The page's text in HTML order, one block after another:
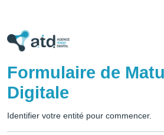
Formulaire de
Digitale
Identifier votre entité pour commencer.